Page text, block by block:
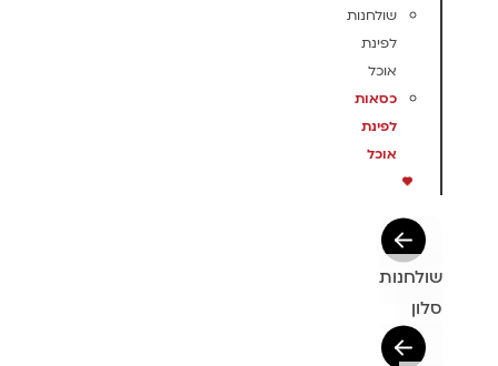
שולחנות
לפינת
אוכל
כסאות
לפינת
אוכל
שולחנות
סלון